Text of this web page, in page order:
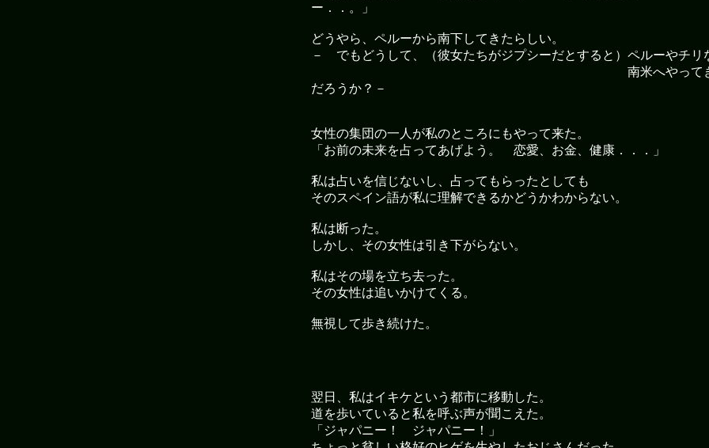
ー．．。」
どうやら、ペルーから南下してきたらしい。
－ でもどうして、（彼女たちがジプシーだとすると）ペルーやチリ
南米へやってきた
だろうか？－
女性の集団の一人が私のところにもやって来た。
「お前の未来を占ってあげよう。 恋愛、お金、健康．．．」
私は占いを信じないし、占ってもらったとしても
そのスペイン語が私に理解できるかどうかわからない。
私は断った。
しかし、その女性は引き下がらない。
私はその場を立ち去った。
その女性は追いかけてくる。
無視して歩き続けた。
翌日、私はイキケという都市に移動した。
道を歩いていると私を呼ぶ声が聞こえた。
「ジャパニー！ ジャパニー！」